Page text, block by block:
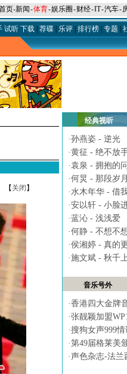
页-新闻-体育-娱乐圈 -财经-IT-汽车-
试听 下载| 荐碟| 乐评| 排行榜| 专题
【 关闭 】
经典视听
·孙燕姿 - 逆光
·黄征 - 绝不放
·袁泉 - 拥抱的
·何炅 - 那段岁
·水木年华 - 借
·安以轩 - 小脸
·蓝沁 - 浅浅爱
·何静 - 不想不
·侯湘婷 - 真的
·施文斌 - 秋千
音乐号外
·香港四大金牌
·张靓颖加盟
·搜狗女声999
·第49届格莱美
·声色杂志-法兰